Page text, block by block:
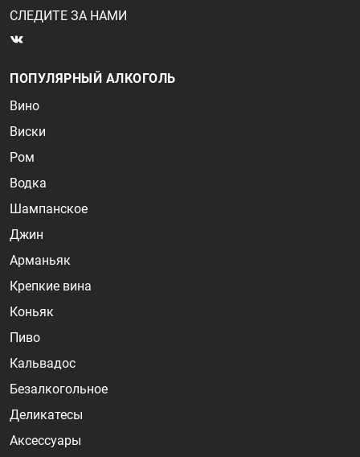
СЛЕДИТЕ ЗА НАМИ
ПОПУЛЯРНЫЙ АЛКОГОЛЬ
Вино
Виски
Ром
Водка
Шампанское
Джин
Арманьяк
Крепкие вина
Коньяк
Пиво
Кальвадос
Безалкогольное
Деликатесы
Аксессуары